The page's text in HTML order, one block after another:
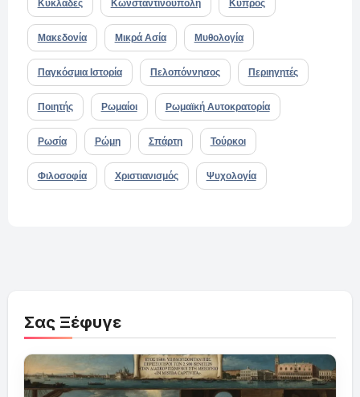
Κυκλάδες Κωνσταντινούπολη Κύπρος
Μακεδονία Μικρά Ασία Μυθολογία
Παγκόσμια Ιστορία Πελοπόννησος Περιηγητές
Ποιητής Ρωμαίοι Ρωμαϊκή Αυτοκρατορία
Ρωσία Ρώμη Σπάρτη Τούρκοι
Φιλοσοφία Χριστιανισμός Ψυχολογία
Σας Ξέφυγε